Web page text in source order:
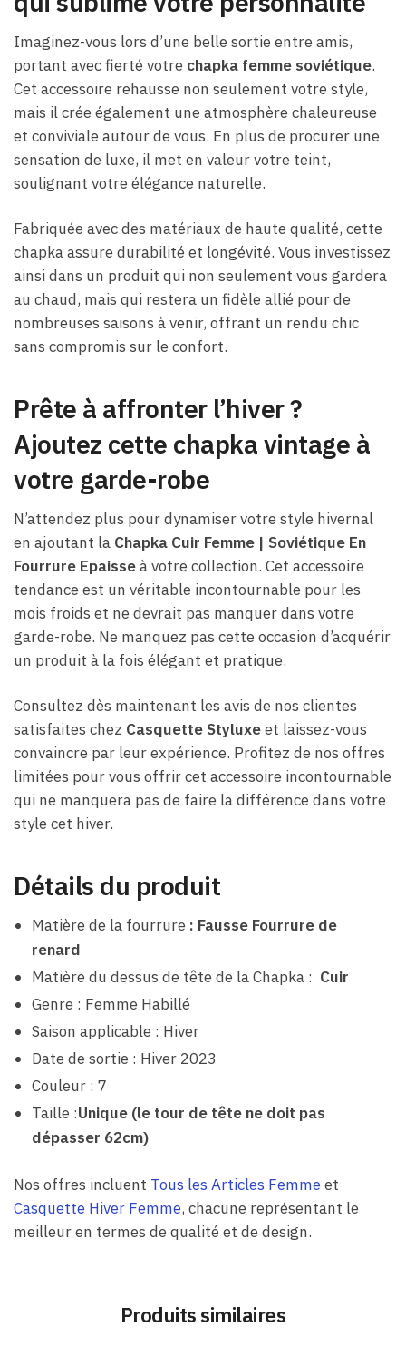
Imaginez-vous lors d’une belle sortie entre amis,
portant avec fierté votre chapka femme soviétique.
Cet accessoire rehausse non seulement votre style,
mais il crée également une atmosphère chaleureuse
et conviviale autour de vous. En plus de procurer une
sensation de luxe, il met en valeur votre teint,
soulignant votre élégance naturelle.
Fabriquée avec des matériaux de haute qualité, cette
chapka assure durabilité et longévité. Vous investissez
ainsi dans un produit qui non seulement vous gardera
au chaud, mais qui restera un fidèle allié pour de
nombreuses saisons à venir, offrant un rendu chic
sans compromis sur le confort.
Prête à affronter l’hiver ?
Ajoutez cette chapka vintage à
votre garde-robe
N’attendez plus pour dynamiser votre style hivernal
en ajoutant la Chapka Cuir Femme | Soviétique En
Fourrure Epaisseà votre collection. Cet accessoire
tendance est un véritable incontournable pour les
mois froids et ne devrait pas manquer dans votre
garde-robe. Ne manquez pas cette occasion d’acquérir
un produit à la fois élégant et pratique.
Consultez dès maintenant les avis de nos clientes
satisfaites chez Casquette Styluxeet laissez-vous
convaincre par leur expérience. Profitez de nos offres
limitées pour vous offrir cet accessoire incontournable
qui ne manquera pas de faire la différence dans votre
style cet hiver.
Détails du produit
Matière de la fourrure : Fausse Fourrure de
renard
Matière du dessus de tête de la Chapka : Cuir
Genre : Femme Habillé
Saison applicable : Hiver
Date de sortie : Hiver 2023
Couleur : 7
Taille :Unique (le tour de tête ne doit pas
dépasser 62cm)
Nos offres incluent Tous les Articles Femmeet
Casquette Hiver Femme, chacune représentant le
meilleur en termes de qualité et de design.
Produits similaires